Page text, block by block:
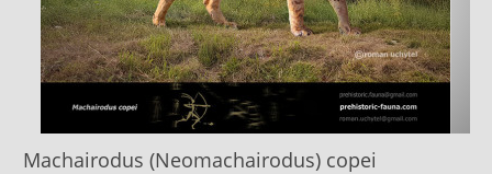
Machairodus (Neomachairodus) copei